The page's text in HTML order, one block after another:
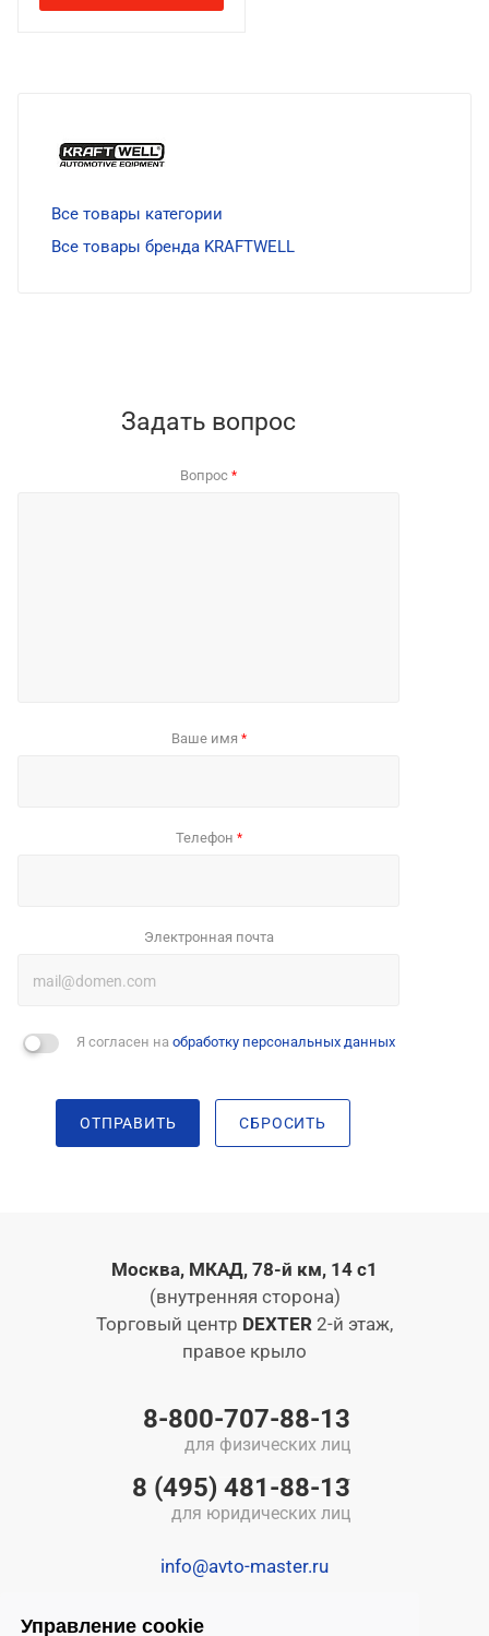
Управление cookie
Все товары категории
Все товары бренда KRAFTWELL
Задать вопрос
Вопрос *
Ваше имя *
Телефон *
Электронная почта
Я согласен на обработку персональных данных
ОТПРАВИТЬ СБРОСИТЬ
Москва, МКАД, 78-й км, 14 с1
(внутренняя сторона)
Торговый центр DEXTER 2-й этаж,
правое крыло
8-800-707-88-13
для физических лиц
8 (495) 481-88-13
для юридических лиц
info@avto-master.ru